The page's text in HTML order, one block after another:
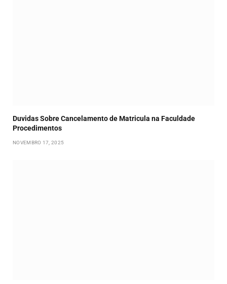
Duvidas Sobre Cancelamento de Matricula na Faculdade
Procedimentos
NOVEMBRO 17, 2025